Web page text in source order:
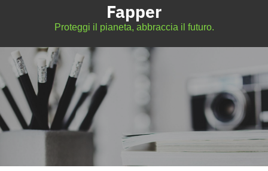
Fapper
Proteggi il pianeta, abbraccia il futuro.